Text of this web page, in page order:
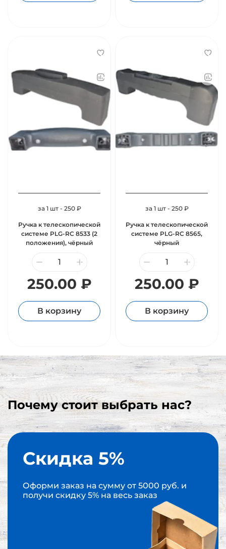
за 1 шт - 250 ₽
Ручка к телескопической
системе PLG-RC 8533 (2
положения), чёрный
250.00 ₽
В корзину
за 1 шт - 250 ₽
Ручка к телескопической
системе PLG-RC 8565,
чёрный
250.00 ₽
В корзину
Почему стоит выбрать нас?
Скидка 5%
Оформи заказ на сумму от 5000 руб. и
получи скидку 5% на весь заказ